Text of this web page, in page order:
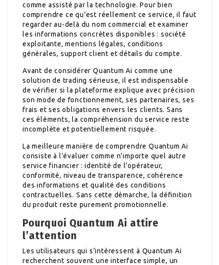
comme assisté par la technologie. Pour bien
comprendre ce qu’est réellement ce service, il faut
regarder au-delà du nom commercial et examiner
les informations concrètes disponibles : société
exploitante, mentions légales, conditions
générales, support client et détails du compte.
Avant de considérer Quantum Ai comme une
solution de trading sérieuse, il est indispensable
de vérifier si la plateforme explique avec précision
son mode de fonctionnement, ses partenaires, ses
frais et ses obligations envers les clients. Sans
ces éléments, la compréhension du service reste
incomplète et potentiellement risquée.
La meilleure manière de comprendre Quantum Ai
consiste à l’évaluer comme n’importe quel autre
service financier : identité de l’opérateur,
conformité, niveau de transparence, cohérence
des informations et qualité des conditions
contractuelles. Sans cette démarche, la définition
du produit reste purement promotionnelle.
Pourquoi Quantum Ai attire
l’attention
Les utilisateurs qui s’intéressent à Quantum Ai
recherchent souvent une interface simple, un